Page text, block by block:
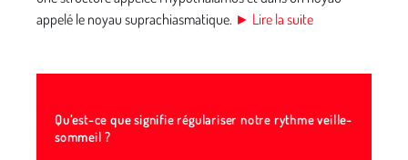
appelé le noyau suprachiasmatique. ► Lire la suite
Qu’est-ce que signifie régulariser notre rythme veille-
sommeil ?